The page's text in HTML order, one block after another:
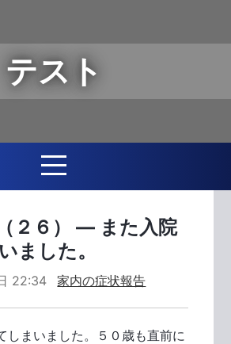
テスト
２６） ― また入院
ました。
22:34 家内の症状報告
しまいました。５０歳も直前に